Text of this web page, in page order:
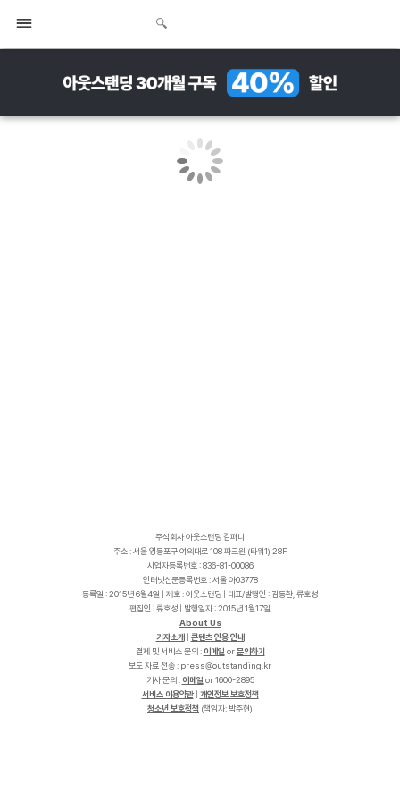
주식회사 아웃스탠딩 컴퍼니
주소 : 서울 영등포구 여의대로 108 파크원 (타워1) 28F
사업자등록번호 : 836-81-00086
인터넷신문등록번호 : 서울 아03778
등록일 : 2015년 6월4일 | 제호 : 아웃스탠딩 | 대표/발행인 : 김동환, 류호성
편집인 : 류호성 | 발행일자 : 2015년 1월17일
About Us
기자소개
콘텐츠 인용 안내
결제 및 서비스 문의 : 이메일 or문의하기
보도 자료 전송 :
r
k
.
g
n
i
d
n
a
t
s
t
u
o
@
s
s
e
r
p
기사 문의 : 이메일 or 1600-2895
서비스 이용약관| 개인정보 보호정책
청소년 보호정책 (책임자: 박주현)